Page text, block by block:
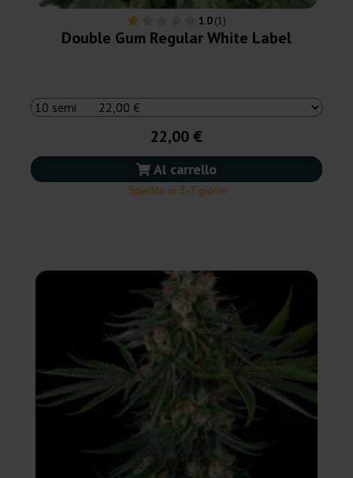
1.0(1)
Double Gum Regular White Label
22,00 €
Al carrello
Spedito in 3-7 giorni